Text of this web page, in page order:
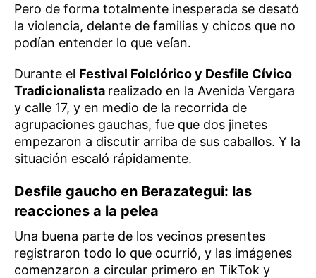
Pero de forma totalmente inesperada se desató
la violencia, delante de familias y chicos que no
podían entender lo que veían.
Durante el Festival Folclórico y Desfile Cívico
Tradicionalista realizado en la Avenida Vergara
y calle 17, y en medio de la recorrida de
agrupaciones gauchas, fue que dos jinetes
empezaron a discutir arriba de sus caballos. Y la
situación escaló rápidamente.
Desfile gaucho en Berazategui: las
reacciones a la pelea
Una buena parte de los vecinos presentes
registraron todo lo que ocurrió, y las imágenes
comenzaron a circular primero en TikTok y